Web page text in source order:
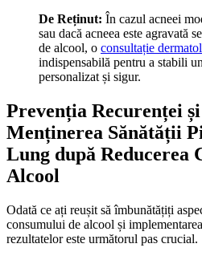
De Reținut: În cazul acneei
sau dacă acneea este agravată
de alcool, o consultație
indispensabilă pentru a stabili
personalizat și sigur.
Prevenția Recurenței
Menținerea Sănătății
Lung după Reducerea
Alcool
Odată ce ați reușit să îmbunătățiți
consumului de alcool și
rezultatelor este următorul pas crucial.